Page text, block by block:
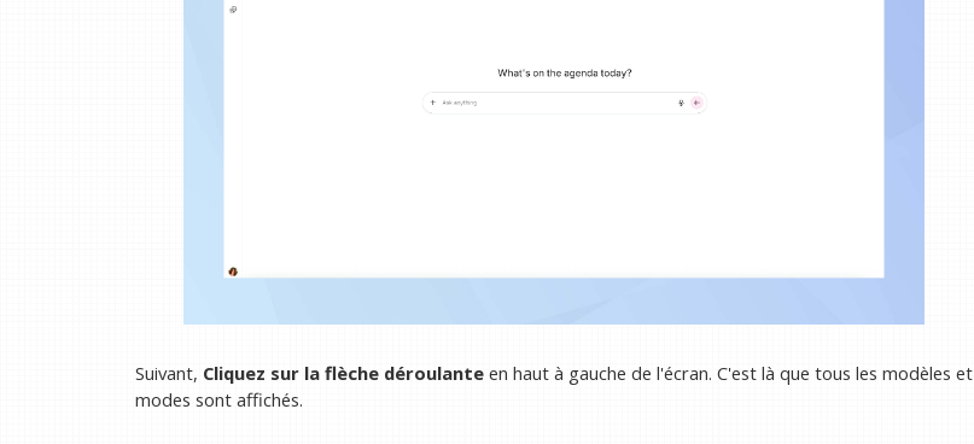
Suivant, Cliquez sur la flèche déroulante en haut à gauche de l'écran. C'est là que tous les modèles et
modes sont affichés.